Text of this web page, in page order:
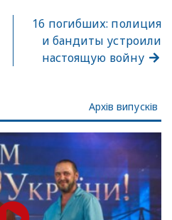
16 погибших: полиция
и бандиты устроили
настоящую войну
Архів випусків